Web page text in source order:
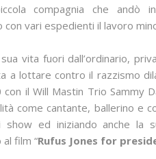
compagnia che andò
con vari espedienti il lavoro
vita fuori dall’ordinario,
a lottare contro il razzismo
con il Will Mastin Trio Sammy
come cantante, ballerino e
ed iniziando anche la
film “Rufus Jones for